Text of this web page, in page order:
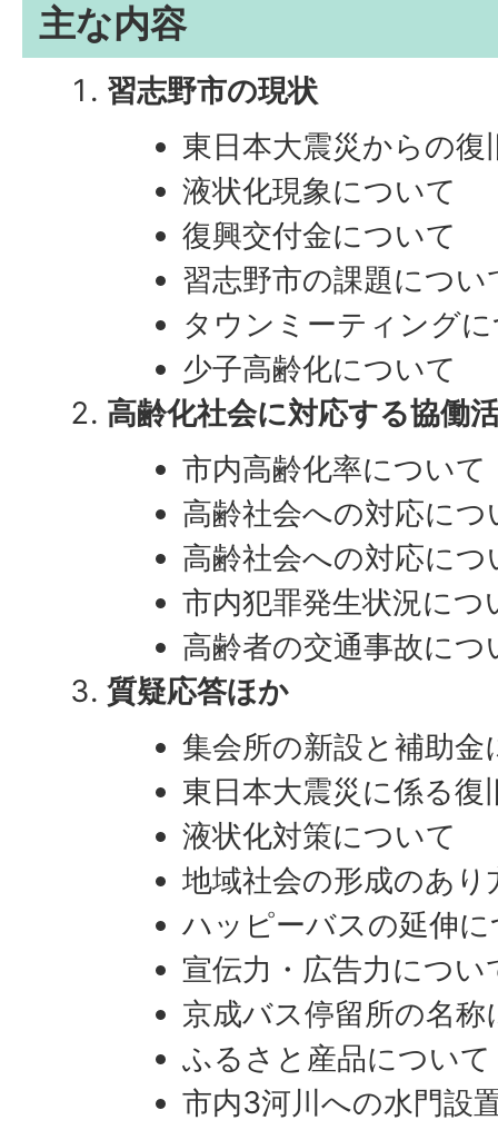
主な内容
習志野市の現状
東日本大震災からの
液状化現象について
復興交付金について
習志野市の課題につい
タウンミーティング
少子高齢化について
高齢化社会に対応する協働
市内高齢化率について
高齢社会への対応に
高齢社会への対応に
市内犯罪発生状況につ
高齢者の交通事故につ
質疑応答ほか
集会所の新設と補助金
東日本大震災に係る
液状化対策について
地域社会の形成のあ
ハッピーバスの延伸
宣伝力・広告力につい
京成バス停留所の名称
ふるさと産品について
市内3河川への水門設